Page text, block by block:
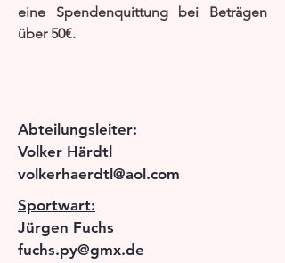
eine Spendenquittung bei Beträgen
über 50€.
Abteilungsleiter:
Volker Härdtl
volkerhaerdtl@aol.com
Sportwart:
Jürgen Fuchs
fuchs.py@gmx.de